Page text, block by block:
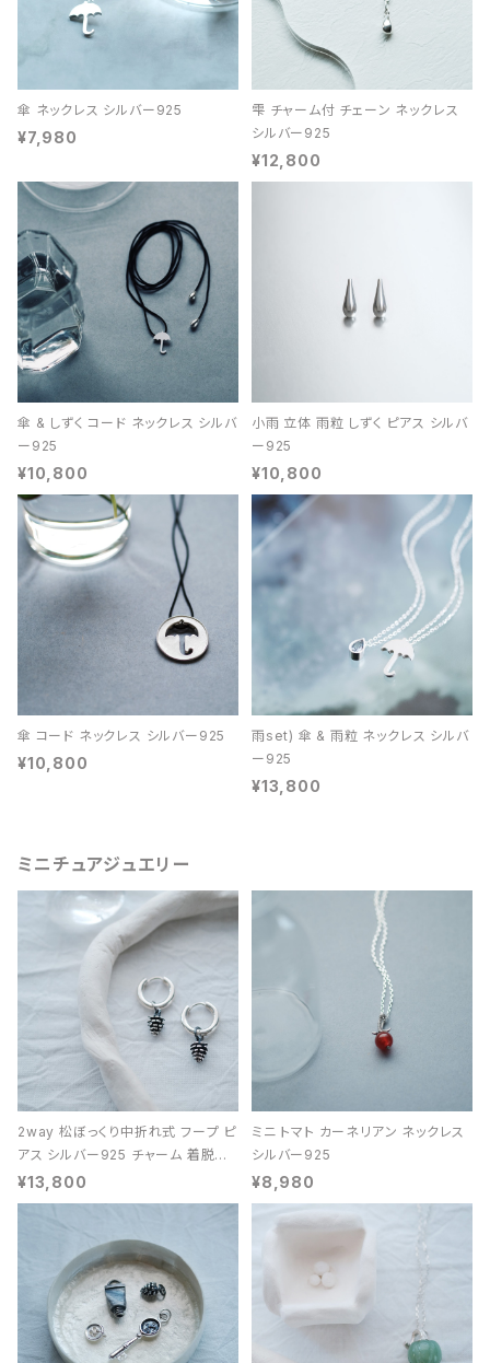
傘 ネックレス シルバー925
¥7,980
雫 チャーム付 チェーン ネックレス
シルバー925
¥12,800
傘 & しずく コード ネックレス シルバ
ー925
¥10,800
小雨 立体 雨粒 しずく ピアス シルバ
ー925
¥10,800
傘 コード ネックレス シルバー925
¥10,800
雨set) 傘 & 雨粒 ネックレス シルバ
ー925
¥13,800
ミニチュアジュエリー
2way 松ぼっくり中折れ式 フープ ピ
アス シルバー925 チャーム 着脱可
能 レディース ユニセックス
¥13,800
ミニ トマト カーネリアン ネックレス
シルバー925
¥8,980